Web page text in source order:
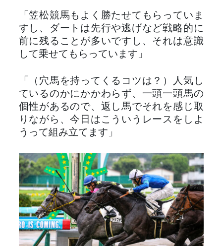
「笠松競馬もよく勝たせてもらっていま
すし、ダートは先行や逃げなど戦略的に
前に残ることが多いですし、それは意識
して乗せてもらっています」
「（穴馬を持ってくるコツは？）人気し
ているのかにかかわらず、一頭一頭馬の
個性があるので、返し馬でそれを感じ取
りながら、今日はこういうレースをしよ
うって組み立てます」